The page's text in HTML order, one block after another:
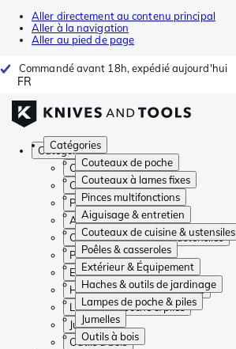
Aller directement au contenu principal
Aller à la navigation
Aller au pied de page
Commandé avant 18h, expédié aujourd'hui
FR
Catégories
Couteaux de poche
Couteaux à lames fixes
Pinces multifonctions
Aiguisage & entretien
Couteaux de cuisine & ustensiles
Poêles & casseroles
Extérieur & Équipement
Haches & outils de jardinage
Lampes de poche & piles
Jumelles
Outils à bois
Catégories
Couteaux de poche
Couteaux à lames fixes
Pinces multifonctions
Aiguisage & entretien
Couteaux de cuisine & ustensiles
Poêles & casseroles
Extérieur & Équipement
Haches & outils de jardinage
Lampes de poche & piles
Jumelles
Outils à bois